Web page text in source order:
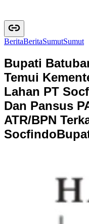
BeritaBeritaSumutSumut
Bupati
Temui
Lahan PT
Dan Pansus
ATR/BPN
SocfindoBupa